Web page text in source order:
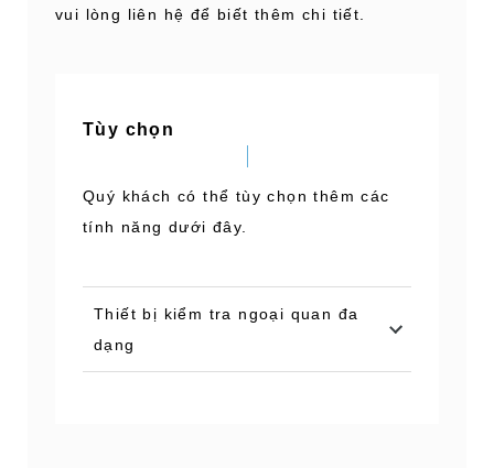
vui lòng liên hệ để biết thêm chi tiết.
Tùy chọn
Quý khách có thể tùy chọn thêm các
tính năng dưới đây.
Thiết bị kiểm tra ngoại quan đa
dạng